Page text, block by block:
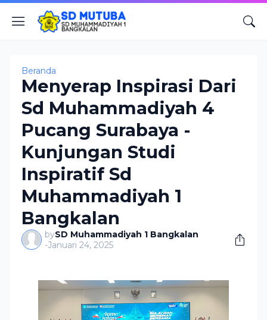
Beranda
Menyerap Inspirasi Dari
Sd Muhammadiyah 4
Pucang Surabaya -
Kunjungan Studi
Inspiratif Sd
Muhammadiyah 1
Bangkalan
bySD Muhammadiyah 1 Bangkalan
-Januari 24, 2025